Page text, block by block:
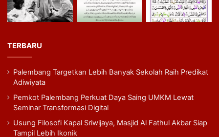
TERBARU
Palembang Targetkan Lebih Banyak Sekolah Raih Predikat
Adiwiyata
Pemkot Palembang Perkuat Daya Saing UMKM Lewat
Seminar Transformasi Digital
Usung Filosofi Kapal Sriwijaya, Masjid Al Fathul Akbar Siap
Tampil Lebih Ikonik